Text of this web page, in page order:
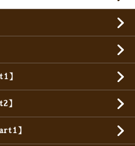
】
】
】